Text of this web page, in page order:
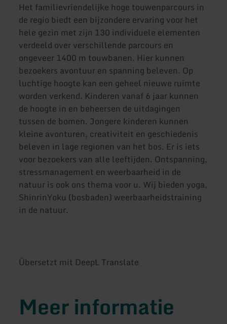
Het familievriendelijke hoge touwenparcours in
de regio biedt een bijzondere ervaring voor het
hele gezin met zijn 130 individuele elementen
verdeeld over verschillende parcours en
ongeveer 1400 m touwbanen. Hier kunnen
bezoekers avontuur en spanning beleven. Op
luchtige hoogte kan een geheel nieuwe ruimte
worden verkend. Kinderen vanaf 6 jaar kunnen
de hoogte in en beheersen de uitdagingen
tussen de bomen. Jongere kinderen kunnen
kleine avonturen, creativiteit en geschiedenis
beleven in lage regionen van het bos. Er is iets
voor bezoekers van alle leeftijden. Ontspanning,
stressmanagement en weerbaarheid in de
natuur is ook ons thema voor u. Wij bieden yoga,
ShinrinYoku (bosbaden) weerbaarheidstraining
in de natuur.
Übersetzt mit DeepL Translate
Meer informatie